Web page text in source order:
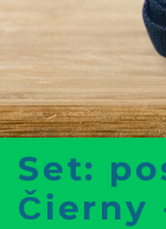
Set:
Čierny